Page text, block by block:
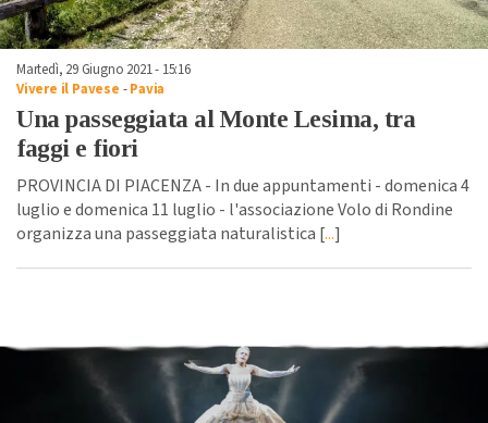
Martedì, 29 Giugno 2021 - 15:16
Vivere il Pavese -Pavia
Una passeggiata al Monte Lesima, tra
faggi e fiori
PROVINCIA DI PIACENZA - In due appuntamenti - domenica 4
luglio e domenica 11 luglio - l'associazione Volo di Rondine
organizza una passeggiata naturalistica [...]